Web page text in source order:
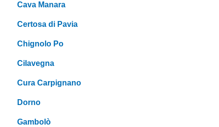
Cava Manara
Certosa di Pavia
Chignolo Po
Cilavegna
Cura Carpignano
Dorno
Gambolò